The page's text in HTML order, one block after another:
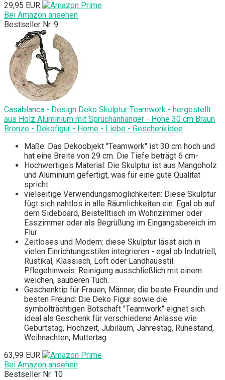
29,95 EUR
Bei Amazon ansehen
Bestseller Nr. 9
Casablanca - Design Deko Skulptur Teamwork - hergestellt
aus Holz Aluminium mit Spruchanhänger - Höhe 30 cm Braun
Bronze - Dekofigur - Home - Liebe - Geschenkidee
Maße: Das Dekoobjekt "Teamwork" ist 30 cm hoch und
hat eine Breite von 29 cm. Die Tiefe beträgt 6 cm-
Hochwertiges Material: Die Skulptur ist aus Mangoholz
und Aluminium gefertigt, was für eine gute Qualität
spricht.
vielseitige Verwendungsmöglichkeiten: Diese Skulptur
fügt sich nahtlos in alle Räumlichkeiten ein. Egal ob auf
dem Sideboard, Beistelltisch im Wohnzimmer oder
Esszimmer oder als Begrüßung im Eingangsbereich im
Flur
Zeitloses und Modern: diese Skulptur lässt sich in
vielen Einrichtungsstilen integrieren - egal ob Indutriell,
Rustikal, Klassisch, Loft oder Landhausstil.
Pflegehinweis: Reinigung ausschließlich mit einem
weichen, sauberen Tuch.
Geschenktip für Frauen, Männer, die beste Freundin und
besten Freund: Die Deko Figur sowie die
symbolträchtigen Botschaft "Teamwork" eignet sich
ideal als Geschenk für verschiedene Anlässe wie
Geburtstag, Hochzeit, Jubiläum, Jahrestag, Ruhestand,
Weihnachten, Muttertag.
63,99 EUR
Bei Amazon ansehen
Bestseller Nr. 10